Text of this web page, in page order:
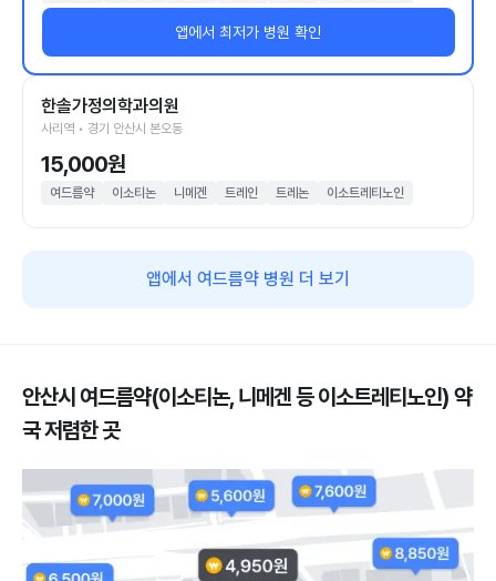
앱에서 최저가 병원 확인
한솔가정의학과의원
사리역 • 경기 안산시 본오동
15,000원
여드름약 이소티논 니메겐 트레인 트레논 이소트레티노인
앱에서 여드름약 병원 더 보기
안산시 여드름약(이소티논, 니메겐 등 이소트레티노인) 약
국 저렴한 곳